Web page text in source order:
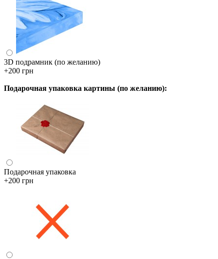
3D подрамник (по желанию)
+200 грн
Подарочная упаковка картины (по желанию):
Подарочная упаковка
+200 грн